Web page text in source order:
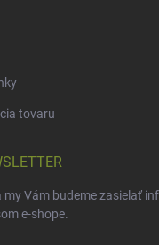
tovaru
my Vám budeme zasielať
e-shope.